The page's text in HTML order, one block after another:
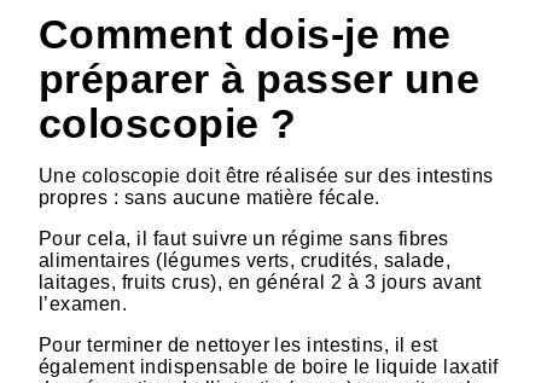
Comment dois-je me
préparer à passer une
coloscopie ?
Une coloscopie doit être réalisée sur des intestins
propres : sans aucune matière fécale.
Pour cela, il faut suivre un régime sans fibres
alimentaires (légumes verts, crudités, salade,
laitages, fruits crus), en général 2 à 3 jours avant
l’examen.
Pour terminer de nettoyer les intestins, il est
également indispensable de boire le liquide laxatif